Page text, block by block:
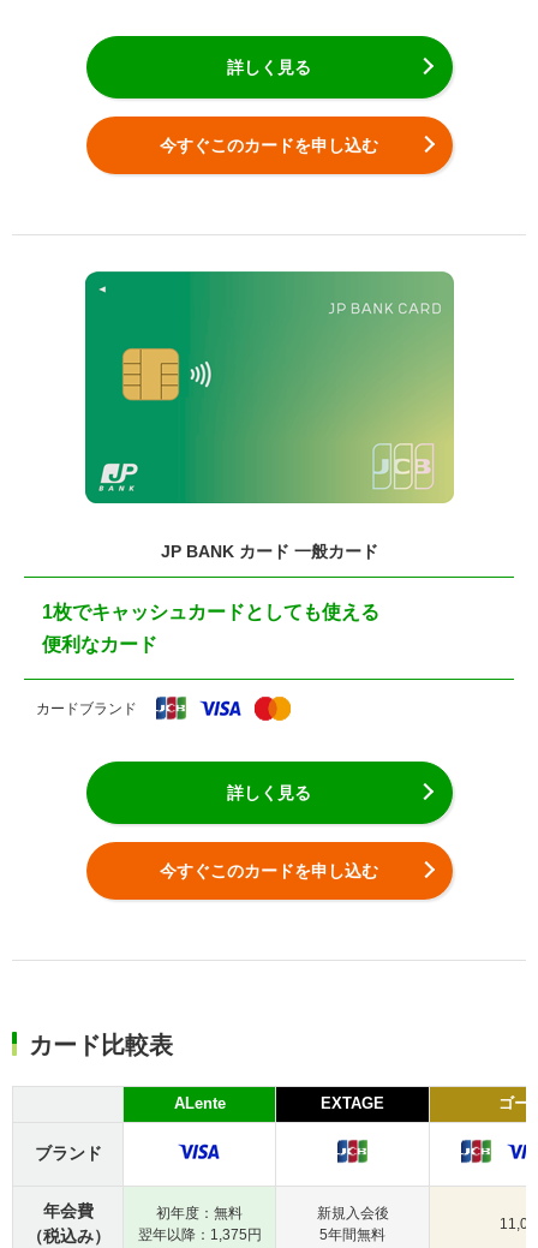
詳しく見る
今すぐこのカードを申し込む
JP BANK カード 一般カード
1枚でキャッシュカードとしても使える
便利なカード
カードブランド
詳しく見る
今すぐこのカードを申し込む
カード比較表
ALente EXTAGE ゴー
ブランド
年会費
（税込み）
初年度：無料
翌年以降：1,375円
新規入会後
5年間無料